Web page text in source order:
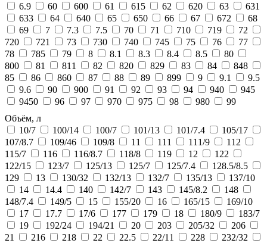
6.9
60 600 61 615 62 620 63
631
633
64 640 65 650 66 67 672
68
69
7 7.3 7.5 70 71 710 719
72
720
721 73 730 740 745 75 76
77
78
785 79 8 8.1 8.3 8.4 8.5
80
800
81 811 82 820 829 83 84
848
85
86 860 87 88 89 899 9 9.1
9.5
9.6
90 900 91 92 93 94 940
945
9450
96 97 970 975 98 980
99
Объём, л
10/7
100/14 100/7 101/13 101/7.4
105/17
107/8.7
109/46 109/8 11 111 111/9
112
115/7
116 116/8.7 118/8 119 12
122
122/15
123/7 125/13 125/7 125/7.4
128.5/8.5
129
13 130/32 132/13 132/7 135/13
137/10
14
14.4 140 142/7 143 145/8.2
148
148/7.4
149/5 15 155/20 16 165/15
169/10
17
17.7 17/6 177 179 18 180/9
183/7
19
192/24 194/21 20 203 205/32
206
21
216 218 22 22.5 22/11 228
232/32